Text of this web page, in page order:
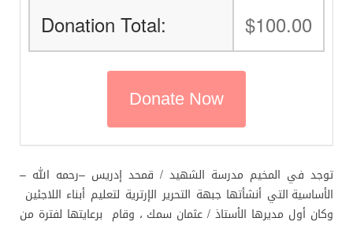
Donation Total: $100.00
توجد في المخيم مدرسة الشهيد / قمحد إدريس –رحمه الله –
الأساسية التي أنشأتها جبهة التحرير الإرترية لتعليم أبناء اللاجئين
وكان أول مديرها الأستاذ / عثمان سمك ، وقام برعايتها لفترة من